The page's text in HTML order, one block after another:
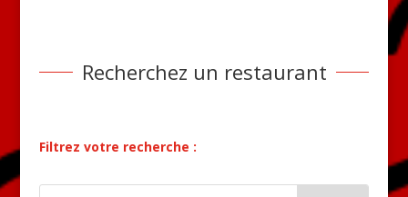
Recherchez un restaurant
Filtrez votre recherche :